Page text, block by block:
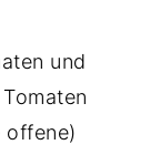
und
offene)